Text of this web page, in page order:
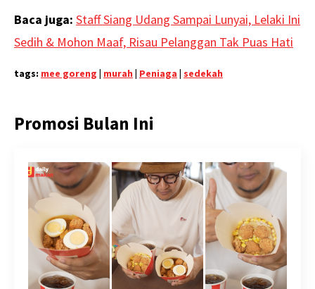
Baca juga: Staff Siang Udang Sampai Lunyai, Lelaki Ini
Sedih & Mohon Maaf, Risau Pelanggan Tak Puas Hati
tags: mee goreng | murah | Peniaga | sedekah
Promosi Bulan Ini